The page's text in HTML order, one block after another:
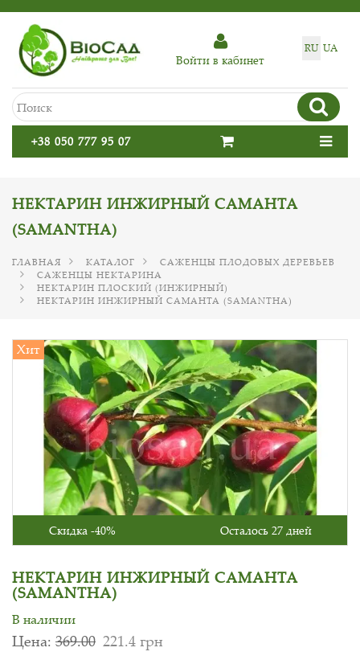
RU UA
Войти в кабинет
+38 050 777 95 07
НЕКТАРИН ИНЖИРНЫЙ САМАНТА
(SAMANTHA)
ГЛАВНАЯ КАТАЛОГ
САЖЕНЦЫ ПЛОДОВЫХ ДЕРЕВЬЕВ
САЖЕНЦЫ НЕКТАРИНА
НЕКТАРИН ПЛОСКИЙ (ИНЖИРНЫЙ)
НЕКТАРИН ИНЖИРНЫЙ САМАНТА (SAMANTHA)
Хит
Скидка -40% Осталось 27 дней
НЕКТАРИН ИНЖИРНЫЙ САМАНТА
(SAMANTHA)
В наличии
Цена: 369.00 221.4 грн